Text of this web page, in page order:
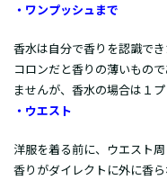
・ワンプッシュまで
香水は自分で香りを認識でき
コロンだと香りの薄いもの
ませんが、香水の場合は１プ
・ウエスト
洋服を着る前に、ウエスト周
香りがダイレクトに外に香